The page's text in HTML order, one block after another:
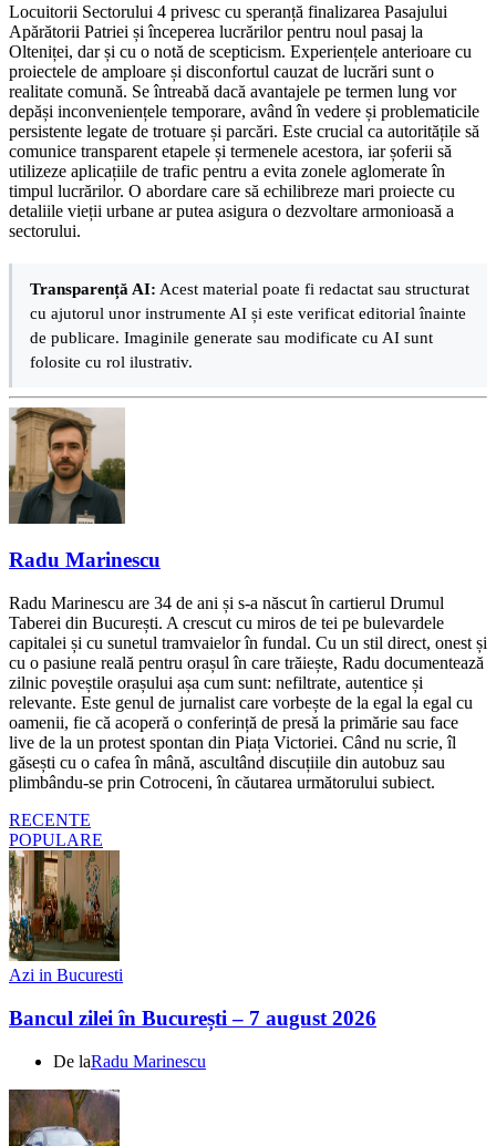
Locuitorii Sectorului 4 privesc cu speranță finalizarea Pasajului
Apărătorii Patriei și începerea lucrărilor pentru noul pasaj la
Olteniței, dar și cu o notă de scepticism. Experiențele anterioare cu
proiectele de amploare și disconfortul cauzat de lucrări sunt o
realitate comună. Se întreabă dacă avantajele pe termen lung vor
depăși inconveniențele temporare, având în vedere și problematicile
persistente legate de trotuare și parcări. Este crucial ca autoritățile să
comunice transparent etapele și termenele acestora, iar șoferii să
utilizeze aplicațiile de trafic pentru a evita zonele aglomerate în
timpul lucrărilor. O abordare care să echilibreze mari proiecte cu
detaliile vieții urbane ar putea asigura o dezvoltare armonioasă a
sectorului.
Transparență AI: Acest material poate fi redactat sau structurat
cu ajutorul unor instrumente AI și este verificat editorial înainte
de publicare. Imaginile generate sau modificate cu AI sunt
folosite cu rol ilustrativ.
Radu Marinescu
Radu Marinescu are 34 de ani și s-a născut în cartierul Drumul
Taberei din București. A crescut cu miros de tei pe bulevardele
capitalei și cu sunetul tramvaielor în fundal. Cu un stil direct, onest și
cu o pasiune reală pentru orașul în care trăiește, Radu documentează
zilnic poveștile orașului așa cum sunt: nefiltrate, autentice și
relevante. Este genul de jurnalist care vorbește de la egal la egal cu
oamenii, fie că acoperă o conferință de presă la primărie sau face
live de la un protest spontan din Piața Victoriei. Când nu scrie, îl
găsești cu o cafea în mână, ascultând discuțiile din autobuz sau
plimbându-se prin Cotroceni, în căutarea următorului subiect.
RECENTE
POPULARE
Azi in Bucuresti
Bancul zilei în București – 7 august 2026
De laRadu Marinescu